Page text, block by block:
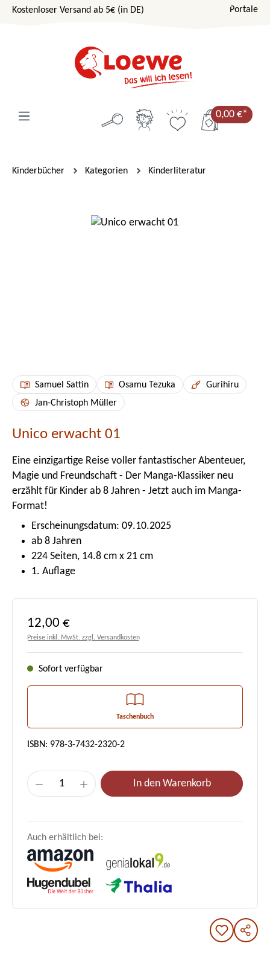
Zum Hauptinhalt springen
Kostenloser Versand ab 5€ (in DE) Portale
0,00 €*
Kinderbücher Kategorien Kinderliteratur
Bildergalerie überspringen
Samuel Sattin Osamu Tezuka
Gurihiru
Jan-Christoph Müller
Unico erwacht 01
Eine einzigartige Reise voller fantastischer Abenteuer,
Magie und Freundschaft - Der Manga-Klassiker neu
erzählt für Kinder ab 8 Jahren - Jetzt auch im Manga-
Format!
Erscheinungsdatum: 09.10.2025
ab 8 Jahren
224 Seiten, 14.8 cm x 21 cm
1. Auflage
Regulärer Preis:
12,00 €
Preise inkl. MwSt. zzgl. Versandkosten
Sofort verfügbar
Taschenbuch
ISBN: 978-3-7432-2320-2
Produkt Anzahl: Gib den gewünschten
In den Warenkorb
Auch erhältlich bei: